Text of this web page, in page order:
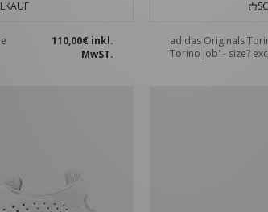
110,00€ inkl.
MwST.
adidas Originals
Torino Job' - size?